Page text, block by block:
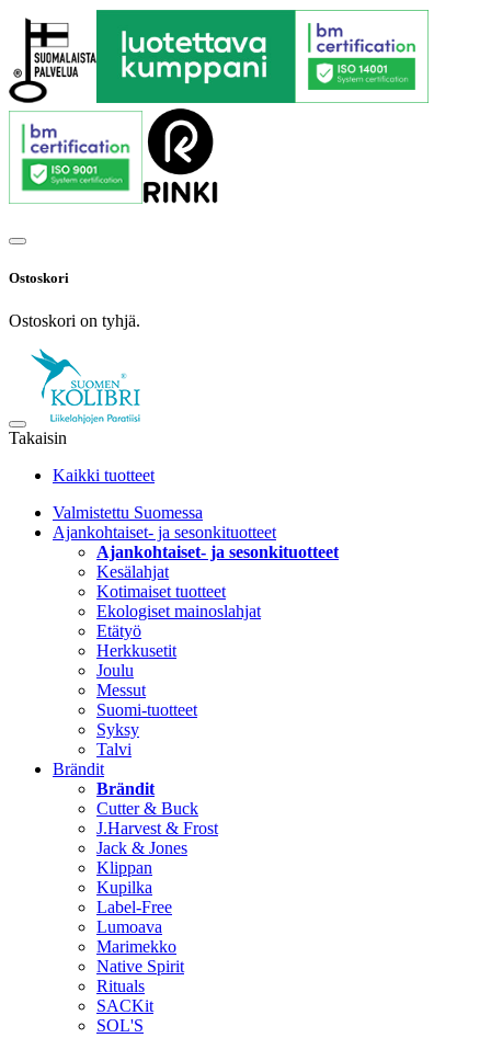
Ostoskori
Ostoskori on tyhjä.
Takaisin
Kaikki tuotteet
Valmistettu Suomessa
Ajankohtaiset- ja sesonkituotteet
Ajankohtaiset- ja sesonkituotteet
Kesälahjat
Kotimaiset tuotteet
Ekologiset mainoslahjat
Etätyö
Herkkusetit
Joulu
Messut
Suomi-tuotteet
Syksy
Talvi
Brändit
Brändit
Cutter & Buck
J.Harvest & Frost
Jack & Jones
Klippan
Kupilka
Label-Free
Lumoava
Marimekko
Native Spirit
Rituals
SACKit
SOL'S